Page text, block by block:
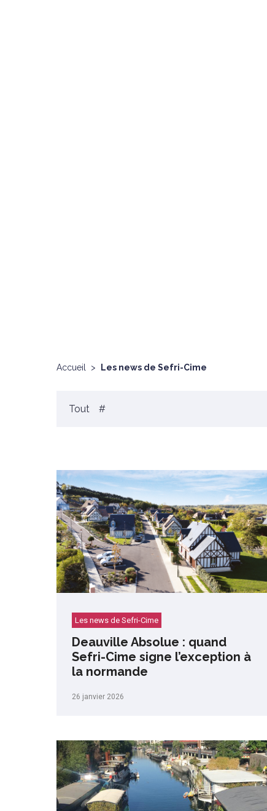
Accueil > Les news de Sefri-Cime
Tout #
Les news de Sefri-Cime
Deauville Absolue : quand
Sefri-Cime signe l’exception à
la normande
26 janvier 2026